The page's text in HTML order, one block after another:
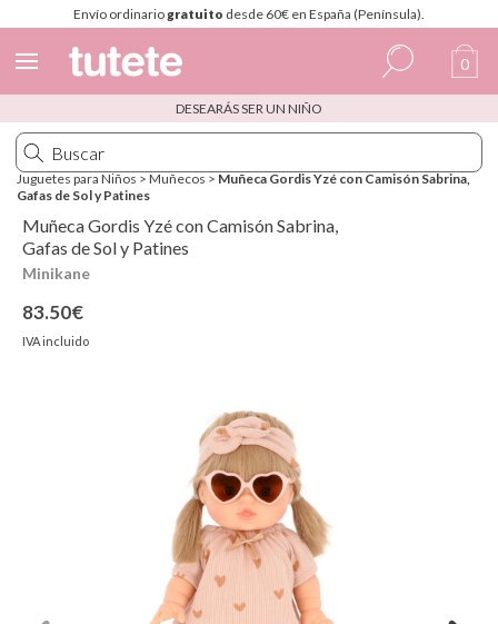
Envío ordinariogratuito desde 60€ en España (Península).
Español
Italiano
Inglés
Portugués
Francés
0
DESEARÁS SER UN NIÑO
Juguetes para Niños > Muñecos > Muñeca Gordis Yzé con Camisón Sabrina,
Gafas de Sol y Patines
Muñeca Gordis Yzé con Camisón Sabrina,
Gafas de Sol y Patines
Minikane
83.50€
IVA incluido